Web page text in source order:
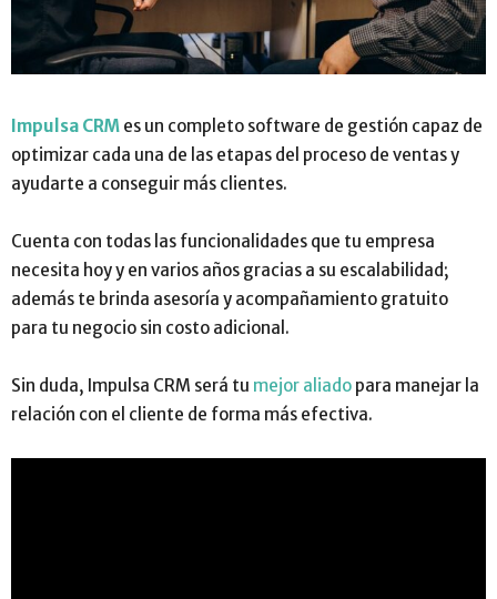
Impulsa CRM es un completo software de gestión capaz de
optimizar cada una de las etapas del proceso de ventas y
ayudarte a conseguir más clientes.
Cuenta con todas las funcionalidades que tu empresa
necesita hoy y en varios años gracias a su escalabilidad;
además te brinda asesoría y acompañamiento gratuito
para tu negocio sin costo adicional.
Sin duda, Impulsa CRM será tu mejor aliado para manejar la
relación con el cliente de forma más efectiva.